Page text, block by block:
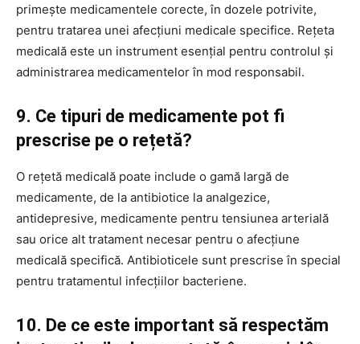
primește medicamentele corecte, în dozele potrivite,
pentru tratarea unei afecțiuni medicale specifice. Rețeta
medicală este un instrument esențial pentru controlul și
administrarea medicamentelor în mod responsabil.
9. Ce tipuri de medicamente pot fi
prescrise pe o rețetă?
O rețetă medicală poate include o gamă largă de
medicamente, de la antibiotice la analgezice,
antidepresive, medicamente pentru tensiunea arterială
sau orice alt tratament necesar pentru o afecțiune
medicală specifică. Antibioticele sunt prescrise în special
pentru tratamentul infecțiilor bacteriene.
10. De ce este important să respectăm